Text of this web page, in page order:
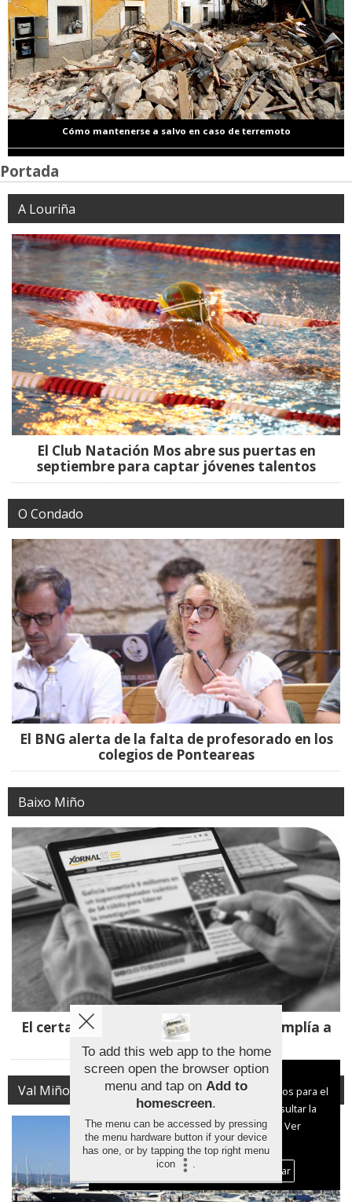
Cómo mantenerse a salvo en caso de terremoto
Portada
A Louriña
El Club Natación Mos abre sus puertas en
septiembre para captar jóvenes talentos
O Condado
El BNG alerta de la falta de profesorado en los
colegios de Ponteareas
Baixo Miño
El certamen de pintura de Tomiño se amplía a
Estás y Figueiró
Val Miñor
Aviso sobre el Uso de cookies:
Utilizamos cookies nuestras y de terceros para el
funcionamiento del digital. Puedes consultar la
lista de cookies y como desconectarlas.
Ver
nuestra Política de Privacidad y Cookies
Aceptar Cookies
Personalizar
To add this web app to the home
screen open the browser option
menu and tap on Add to
homescreen.
The menu can be accessed by pressing
the menu hardware button if your device
has one, or by tapping the top right menu
icon
.